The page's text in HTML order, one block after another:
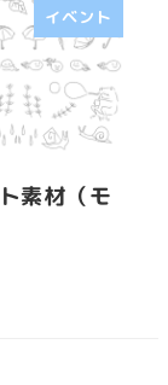
イベント
素材（モ